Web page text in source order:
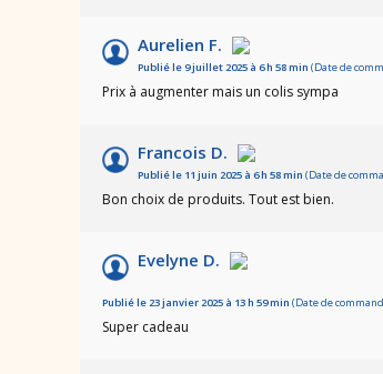
Aurelien F.
Publié le 9 juillet 2025 à 6 h 58 min (Date de
Prix à augmenter mais un colis sympa
Francois D.
Publié le 11 juin 2025 à 6 h 58 min (Date de
Bon choix de produits. Tout est bien.
Evelyne D.
Publié le 23 janvier 2025 à 13 h 59 min (Date de
Super cadeau